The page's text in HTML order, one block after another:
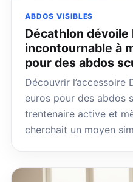
ABDOS VISIBLES
Décathlon dévoile
incontournable à
pour des abdos
Découvrir l’accessoire
euros pour des abdos
trentenaire active et
cherchait un moyen